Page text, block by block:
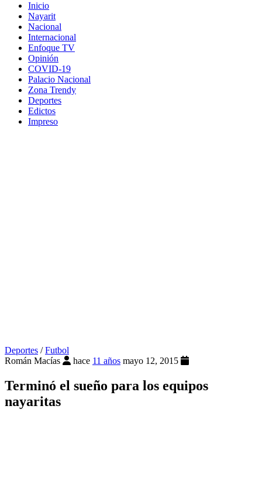
Inicio
Nayarit
Nacional
Internacional
Enfoque TV
Opinión
COVID-19
Palacio Nacional
Zona Trendy
Deportes
Edictos
Impreso
Deportes /Futbol
Román Macías
hace 11 años mayo 12, 2015
Terminó el sueño para los equipos
nayaritas